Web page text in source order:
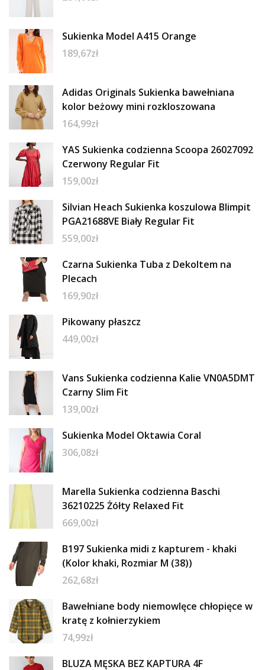
Sukienka Model A415 Orange
189,67zł
Adidas Originals Sukienka bawełniana
kolor beżowy mini rozkloszowana
164,99zł
YAS Sukienka codzienna Scoopa 26027092
Czerwony Regular Fit
159,00zł
Silvian Heach Sukienka koszulowa Blimpit
PGA21688VE Biały Regular Fit
559,00zł
Czarna Sukienka Tuba z Dekoltem na
Plecach
169,90zł
Pikowany płaszcz
449,00zł
Vans Sukienka codzienna Kalie VN0A5DMT
Czarny Slim Fit
139,00zł
Sukienka Model Oktawia Coral
306,08zł
Marella Sukienka codzienna Baschi
36210225 Żółty Relaxed Fit
669,00zł
B197 Sukienka midi z kapturem - khaki
(Kolor khaki, Rozmiar M (38))
262,68zł
Bawełniane body niemowlęce chłopięce w
kratę z kołnierzykiem
74,99zł
BLUZA MĘSKA BEZ KAPTURA 4F